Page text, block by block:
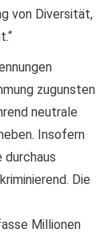
von Diversität,
zugunsten
neutrale
Insofern
Die
Millionen